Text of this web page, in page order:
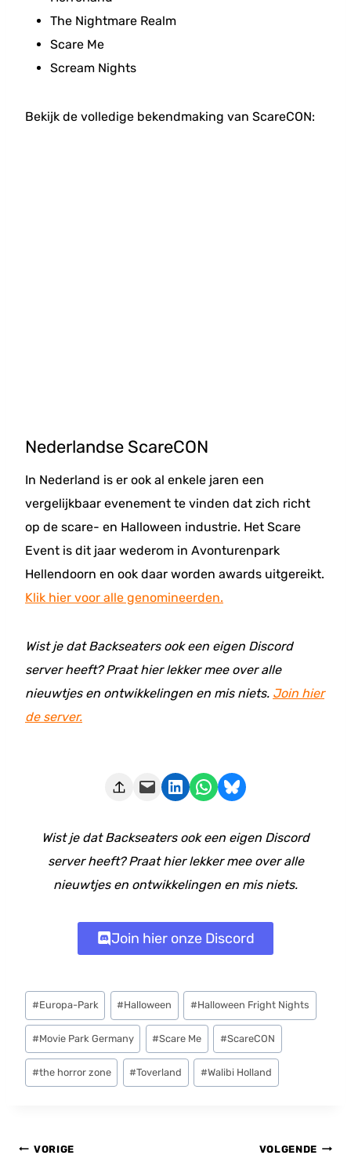
The Nightmare Realm
Scare Me
Scream Nights
Bekijk de volledige bekendmaking van ScareCON:
Nederlandse ScareCON
In Nederland is er ook al enkele jaren een
vergelijkbaar evenement te vinden dat zich richt
op de scare- en Halloween industrie. Het Scare
Event is dit jaar wederom in Avonturenpark
Hellendoorn en ook daar worden awards uitgereikt.
Klik hier voor alle genomineerden.
Wist je dat Backseaters ook een eigen Discord
server heeft? Praat hier lekker mee over alle
nieuwtjes en ontwikkelingen en mis niets. Join hier
de server.
Deze pagina e-mailen Delen op LinkedIn Delen via WhatsApp Share on Bluesky
Wist je dat Backseaters ook een eigen Discord
server heeft? Praat hier lekker mee over alle
nieuwtjes en ontwikkelingen en mis niets.
Join hier onze Discord
Bericht
tags:
#Europa-Park #Halloween #Halloween Fright Nights
#Movie Park Germany #Scare Me #ScareCON
#the horror zone #Toverland #Walibi Holland
Bericht
VORIGE VOLGENDE